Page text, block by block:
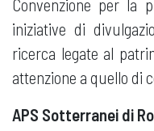
Convenzione per la
iniziative di
ricerca legate al
attenzione a quello di
APS Sotterranei di